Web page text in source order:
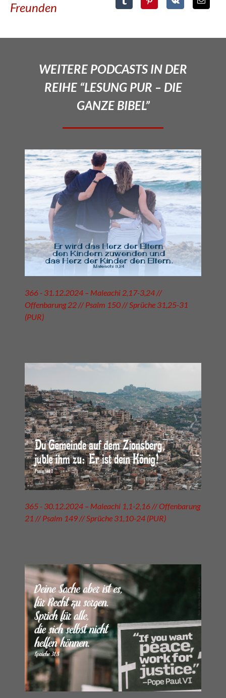
Freunden
WEITERE PODCASTS IN DER
REIHE “LESUNG PUR – DIE
GANZE BIBEL”
366 - 31.12.2024 – Maleachi 2,17-3,24 //
Offenbarung 22 // Psalm 150 // Sprüche 31,25-31
(PUR)
365 - 30.12.2024 – Maleachi 1,1-2,16 // Offenbarung
21 // Psalm 149 // Sprüche 31,10-24 (PUR)